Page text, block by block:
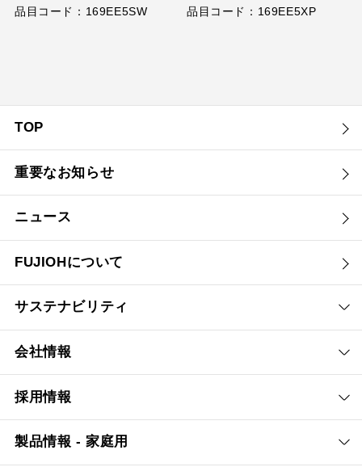
品目コード：169EE5SW
品目コード：169EE5XP
TOP
重要なお知らせ
ニュース
FUJIOHについて
サステナビリティ
会社情報
採用情報
製品情報 - 家庭用